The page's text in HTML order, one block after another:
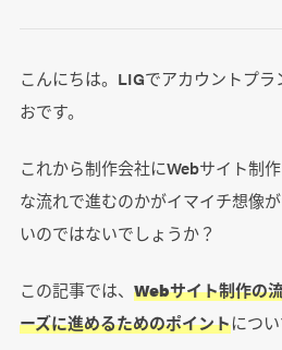
こんにちは。LIGでアカウントプ
おです。
これから制作会社にWebサイト制
な流れで進むのかがイマイチ想像
いのではないでしょうか？
この記事では、 Webサイト制作の
ーズに進めるためのポイントにつ